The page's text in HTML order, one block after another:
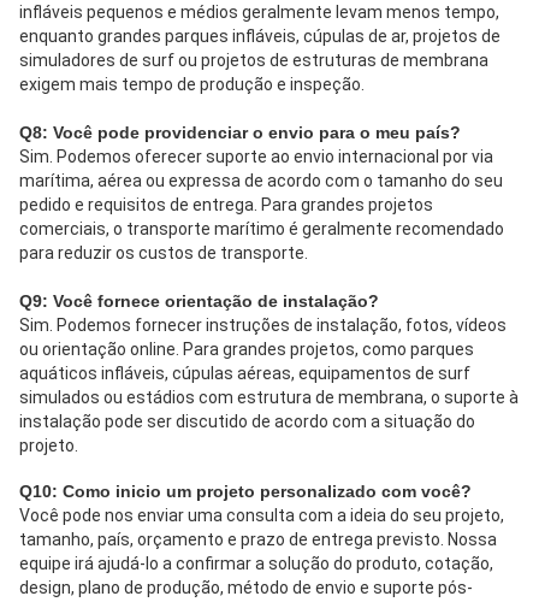
infláveis ​​pequenos e médios geralmente levam menos tempo,
enquanto grandes parques infláveis, cúpulas de ar, projetos de
simuladores de surf ou projetos de estruturas de membrana
exigem mais tempo de produção e inspeção.
Q8: Você pode providenciar o envio para o meu país?
Sim. Podemos oferecer suporte ao envio internacional por via
marítima, aérea ou expressa de acordo com o tamanho do seu
pedido e requisitos de entrega. Para grandes projetos
comerciais, o transporte marítimo é geralmente recomendado
para reduzir os custos de transporte.
Q9: Você fornece orientação de instalação?
Sim. Podemos fornecer instruções de instalação, fotos, vídeos
ou orientação online. Para grandes projetos, como parques
aquáticos infláveis, cúpulas aéreas, equipamentos de surf
simulados ou estádios com estrutura de membrana, o suporte à
instalação pode ser discutido de acordo com a situação do
projeto.
Q10: Como inicio um projeto personalizado com você?
Você pode nos enviar uma consulta com a ideia do seu projeto,
tamanho, país, orçamento e prazo de entrega previsto. Nossa
equipe irá ajudá-lo a confirmar a solução do produto, cotação,
design, plano de produção, método de envio e suporte pós-